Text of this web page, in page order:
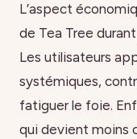
L’aspect
de Tea Tree
Les utilisateurs
systémiques,
fatiguer le foie.
qui devient moins